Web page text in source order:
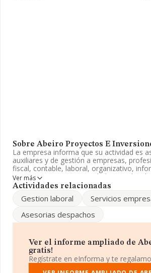
Sobre Abeiro Proyectos E
La empresa informa que su actividad es
auxiliares y de gestión a empresas,
fiscal, contable, laboral, organizativo,
La empresa es una Sociedad Limitada.
periódicos', código 5813. No realiza
Teniendo en cuenta la información a
Para más información es posible
La empresa española Abeiro Proyectos
situada en Calle Caleruega Lc núm. 17,
En relación con el sector y disponiendo
Ver más
Actividades relacionadas
Gestion laboral Servicios
Asesorias despachos
Ver el informe ampliado de
gratis!
Regístrate en eInforma y te